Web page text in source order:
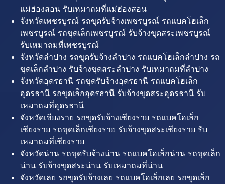
แม่ฮ่องสอน รับเหมาถมที่แม่ฮ่องสอน
จังหวัดเพชรบูรณ์ รถขุดรับจ้างเพชรบูรณ์ รถแบคโฮเล็ก
เพชรบูรณ์ รถขุดเล็กเพชรบูรณ์ รับจ้างขุดสระเพชรบูรณ์
รับเหมาถมที่เพชรบูรณ์
จังหวัดลำปาง รถขุดรับจ้างลำปาง รถแบคโฮเล็กลำปาง รถ
ขุดเล็กลำปาง รับจ้างขุดสระลำปาง รับเหมาถมที่ลำปาง
จังหวัดอุดรธานี รถขุดรับจ้างอุดรธานี รถแบคโฮเล็ก
อุดรธานี รถขุดเล็กอุดรธานี รับจ้างขุดสระอุดรธานี รับ
เหมาถมที่อุดรธานี
จังหวัดเชียงราย รถขุดรับจ้างเชียงราย รถแบคโฮเล็ก
เชียงราย รถขุดเล็กเชียงราย รับจ้างขุดสระเชียงราย รับ
เหมาถมที่เชียงราย
จังหวัดน่าน รถขุดรับจ้างน่าน รถแบคโฮเล็กน่าน รถขุดเล็ก
น่าน รับจ้างขุดสระน่าน รับเหมาถมที่น่าน
จังหวัดเลย รถขุดรับจ้างเลย รถแบคโฮเล็กเลย รถขุดเล็ก